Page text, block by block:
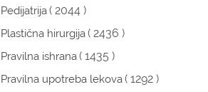
Pedijatrija( 2044 )
Plastična hirurgija( 2436 )
Pravilna ishrana( 1435 )
Pravilna upotreba lekova( 1292 )